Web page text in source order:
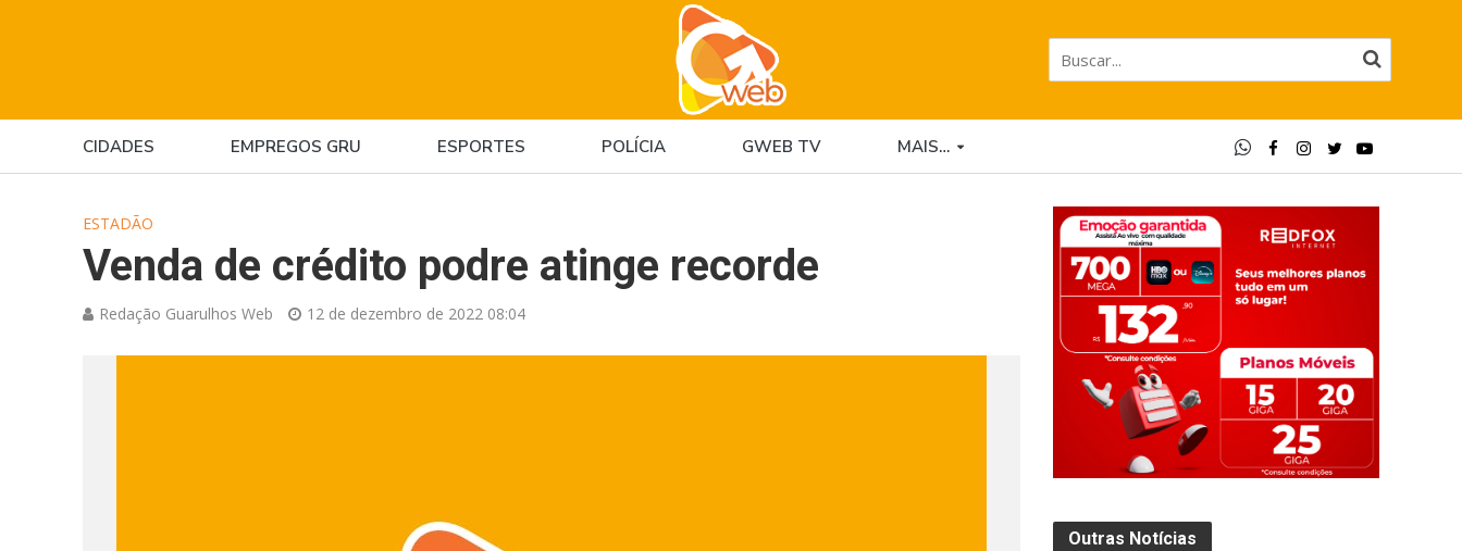
CIDADES EMPREGOS GRU ESPORTES POLÍCIA GWEB TV MAIS…
ESTADÃO
Venda de crédito podre atinge recorde
Redação Guarulhos Web 12 de dezembro de 2022 08:04
Outras Notícias